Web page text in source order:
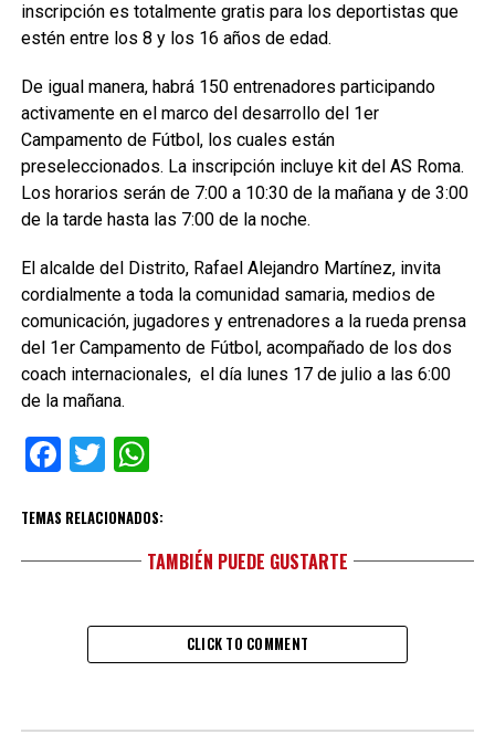
inscripción es totalmente gratis para los deportistas que
estén entre los 8 y los 16 años de edad.
De igual manera, habrá 150 entrenadores participando
activamente en el marco del desarrollo del 1er
Campamento de Fútbol, los cuales están
preseleccionados. La inscripción incluye kit del AS Roma.
Los horarios serán de 7:00 a 10:30 de la mañana y de 3:00
de la tarde hasta las 7:00 de la noche.
El alcalde del Distrito, Rafael Alejandro Martínez, invita
cordialmente a toda la comunidad samaria, medios de
comunicación, jugadores y entrenadores a la rueda prensa
del 1er Campamento de Fútbol, acompañado de los dos
coach internacionales, el día lunes 17 de julio a las 6:00
de la mañana.
Facebook
TwitterWhatsApp
TEMAS RELACIONADOS:
TAMBIÉN PUEDE GUSTARTE
CLICK TO COMMENT